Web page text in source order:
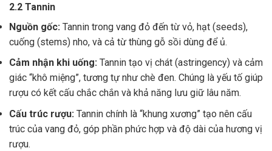
2.2 Tannin
Nguồn gốc: Tannin trong vang đỏ đến từ vỏ, hạt (seeds),
cuống (stems) nho, và cả từ thùng gỗ sồi dùng để ủ.
Cảm nhận khi uống: Tannin tạo vị chát (astringency) và cảm
giác “khô miệng”, tương tự như chè đen. Chúng là yếu tố giúp
rượu có kết cấu chắc chắn và khả năng lưu giữ lâu năm.
Cấu trúc rượu: Tannin chính là “khung xương” tạo nên cấu
trúc của vang đỏ, góp phần phức hợp và độ dài của hương vị
rượu.